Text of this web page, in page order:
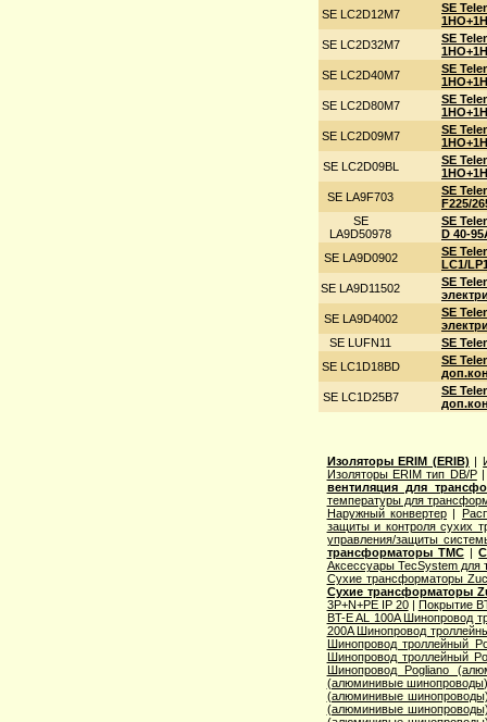
SE LC2D12M7
SE
SE LC2D32M7
SE
SE LC2D40M7
SE
SE LC2D80M7
SE
SE LC2D09M7
SE
SE LC2D09BL
SE
SE LA9F703
SE
F225/
SE
LA9D50978
SE
D 40-
SE LA9D0902
SE
LC1/
SE LA9D11502
SE
SE LA9D4002
SE
SE LUFN11
SE
SE LC1D18BD
SE
SE LC1D25B7
SE
Изоляторы ERIM (ERIB) |
Изоляторы ERIM тип DB/P
вентиляция для
температуры для
Наружный конвертер |
защиты и контроля сухих
управления/защиты
трансформаторы TMC|
Аксессуары TecSystem для
Сухие трансформаторы
Сухие трансформаторы
3P+N+PE IP 20| Покрытие
BT-E AL 100A Шинопровод
200A Шинопровод
Шинопровод троллейный
Шинопровод троллейный
Шинопровод Pogliano
(алюминивые
(алюминивые
(алюминивые